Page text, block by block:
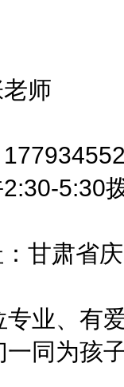
师
5:30
肃省庆
、有爱
一同为孩